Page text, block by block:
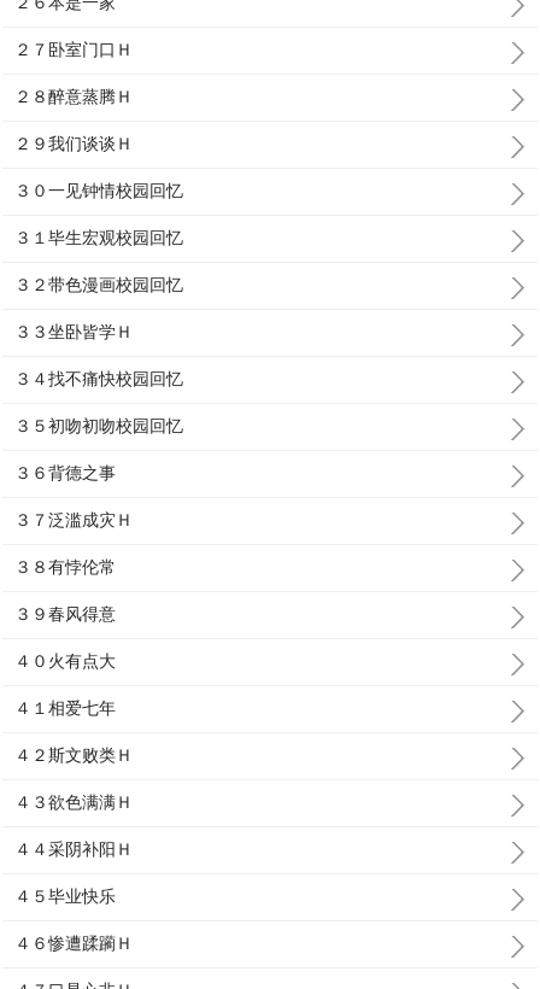
２７卧室门口Ｈ
２８醉意蒸腾Ｈ
２９我们谈谈Ｈ
３０一见钟情校园回忆
３１毕生宏观校园回忆
３２带色漫画校园回忆
３３坐卧皆学Ｈ
３４找不痛快校园回忆
３５初吻初吻校园回忆
３６背德之事
３７泛滥成灾Ｈ
３８有悖伦常
３９春风得意
４０火有点大
４１相爱七年
４２斯文败类Ｈ
４３欲色满满Ｈ
４４采阴补阳Ｈ
４５毕业快乐
４６惨遭蹂躏Ｈ